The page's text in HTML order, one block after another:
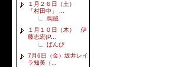
１月２６日（土）
「村田中」 ...
烏賊
１月１０日（木） 伊
藤志宏(P...
ばんび
7月6日（金）坂井レイ
ラ知美（...